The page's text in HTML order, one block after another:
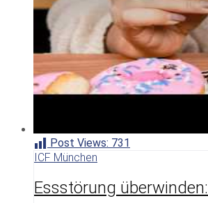
Post Views: 731
ICF München
Essstörung